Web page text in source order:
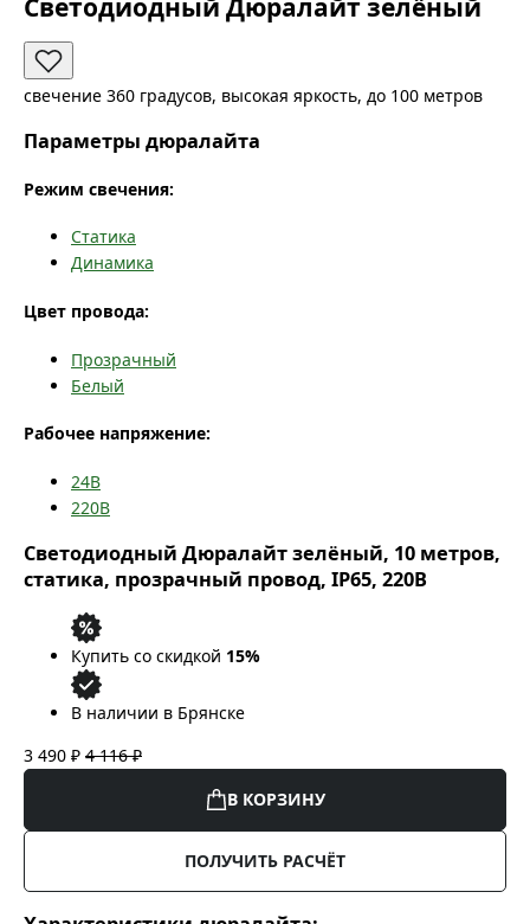
Светодиодный Дюралайт зелёный
свечение 360 градусов, высокая яркость, до 100 метров
Параметры дюралайта
Режим свечения:
Статика
Динамика
Цвет провода:
Прозрачный
Белый
Рабочее напряжение:
24В
220В
Светодиодный Дюралайт зелёный, 10 метров,
статика, прозрачный провод, IP65, 220В
Купить со скидкой 15%
В наличии в Брянске
3 490 ₽ 4 116 ₽
В КОРЗИНУ
ПОЛУЧИТЬ РАСЧЁТ